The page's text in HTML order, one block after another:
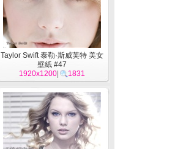
Taylor Swift 泰勒·斯威芙特 美女
壁紙 #47
1920x1200
1831